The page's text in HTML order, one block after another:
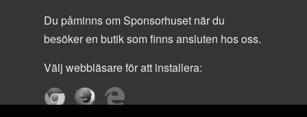
Du påminns om Sponsorhuset när du
besöker en butik som finns ansluten hos oss.
Välj webbläsare för att installera: